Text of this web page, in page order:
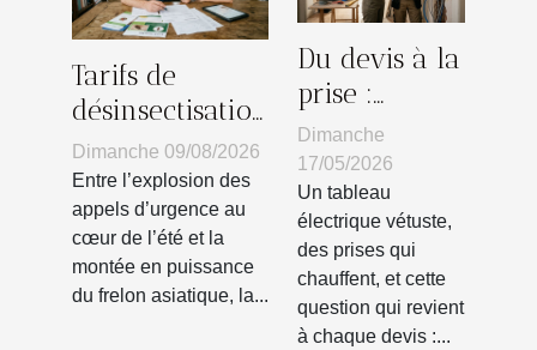
Tarifs de
désinsectisation
: démêler le
vrai du faux
sur les surcoûts
cachés
Dimanche 09/08/2026
Entre l’explosion des
appels d’urgence au
cœur de l’été et la
montée en puissance
du frelon asiatique, la...
Du devis à la
prise :
témoignages
de réussites
en
rénovation
électrique
Dimanche
17/05/2026
Un tableau
électrique vétuste,
des prises qui
chauffent, et cette
question qui revient
à chaque devis :...